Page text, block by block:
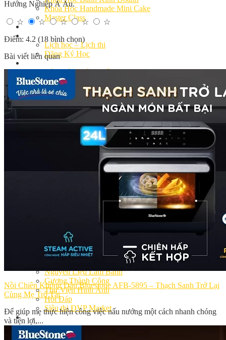
Khóa Học Handmade Mini Cake
Master Class
Chuyên Đề
Khai Giảng
Lịch học – Lịch thi
Đăng Ký Học
Công Thức
Cách Làm Bánh Việt
Cách Làm Bánh Âu
Cách Làm Bánh Kem
Cách Làm Bánh Mì
Cách Làm Bánh Trung Thu
Cách Làm Bánh Flan
Cách Làm Bánh Bao
Cách Làm Bánh Bông Lan
Cách Làm Bánh Su Kem
Cách làm bánh CupCake
Cách Làm Bánh Pizza
Cách làm bánh chay
Kinh Nghiệm Kinh Doanh
Cơ Hội Việc Làm
Kiến Thức – Kỹ Năng
Nguyên Liệu Làm Bánh
Gương Thành Công
Thư Viện Hình Ảnh
Hỏi Đáp
Siêu thị ĐVP Market
Việc Làm
Hướng Nghiệp Á Âu.
☆ ☆ ☆ ☆
☆
Điểm: 4.2 (18 bình chọn)
Bài viết liên quan
Nồi Chiên Không Dầu Bluestone AFB-5895 – Thạch Sanh Trở Lại
Cùng Mẹ Trổ Tài
Để giúp mẹ thực hiện công việc nấu nướng một cách nhanh chóng
và tiện lợi,...